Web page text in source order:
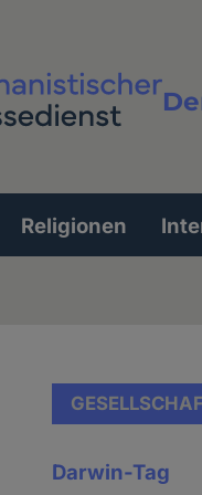
Religionen
Darwin-Tag